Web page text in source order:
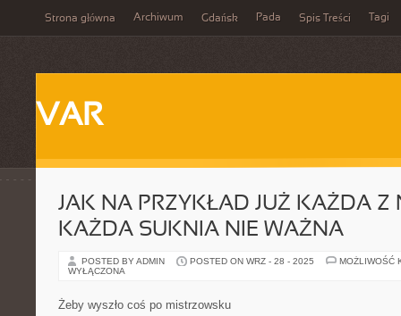
Strona główna Archiwum Gdańsk Pada Spis Treści Tagi
VAR
JAK NA PRZYKŁAD JUŻ KAŻDA Z
KAŻDA SUKNIA NIE WAŻNA
POSTED BY ADMIN POSTED ON WRZ - 28 - 2025
MOŻLIWOŚĆ
WYŁĄCZONA
Żeby wyszło coś po mistrzowsku